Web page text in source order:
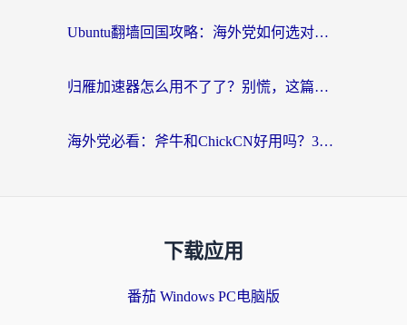
Ubuntu翻墙回国攻略：海外党如何选对加速器，无缝刷国内剧玩游戏？
归雁加速器怎么用不了了？别慌，这篇指南教你如何丝滑“回家”
海外党必看：斧牛和ChickCN好用吗？3款热门加速器实测+番茄加速器深度体验
下载应用
番茄 Windows PC电脑版